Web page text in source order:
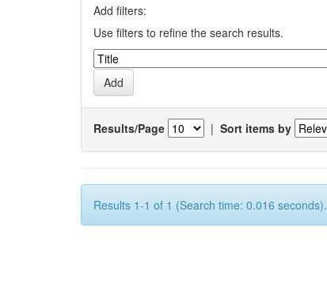
Add filters:
Use filters to refine the search results.
Results/Page | Sort items by
Results 1-1 of 1 (Search time: 0.016 seconds).